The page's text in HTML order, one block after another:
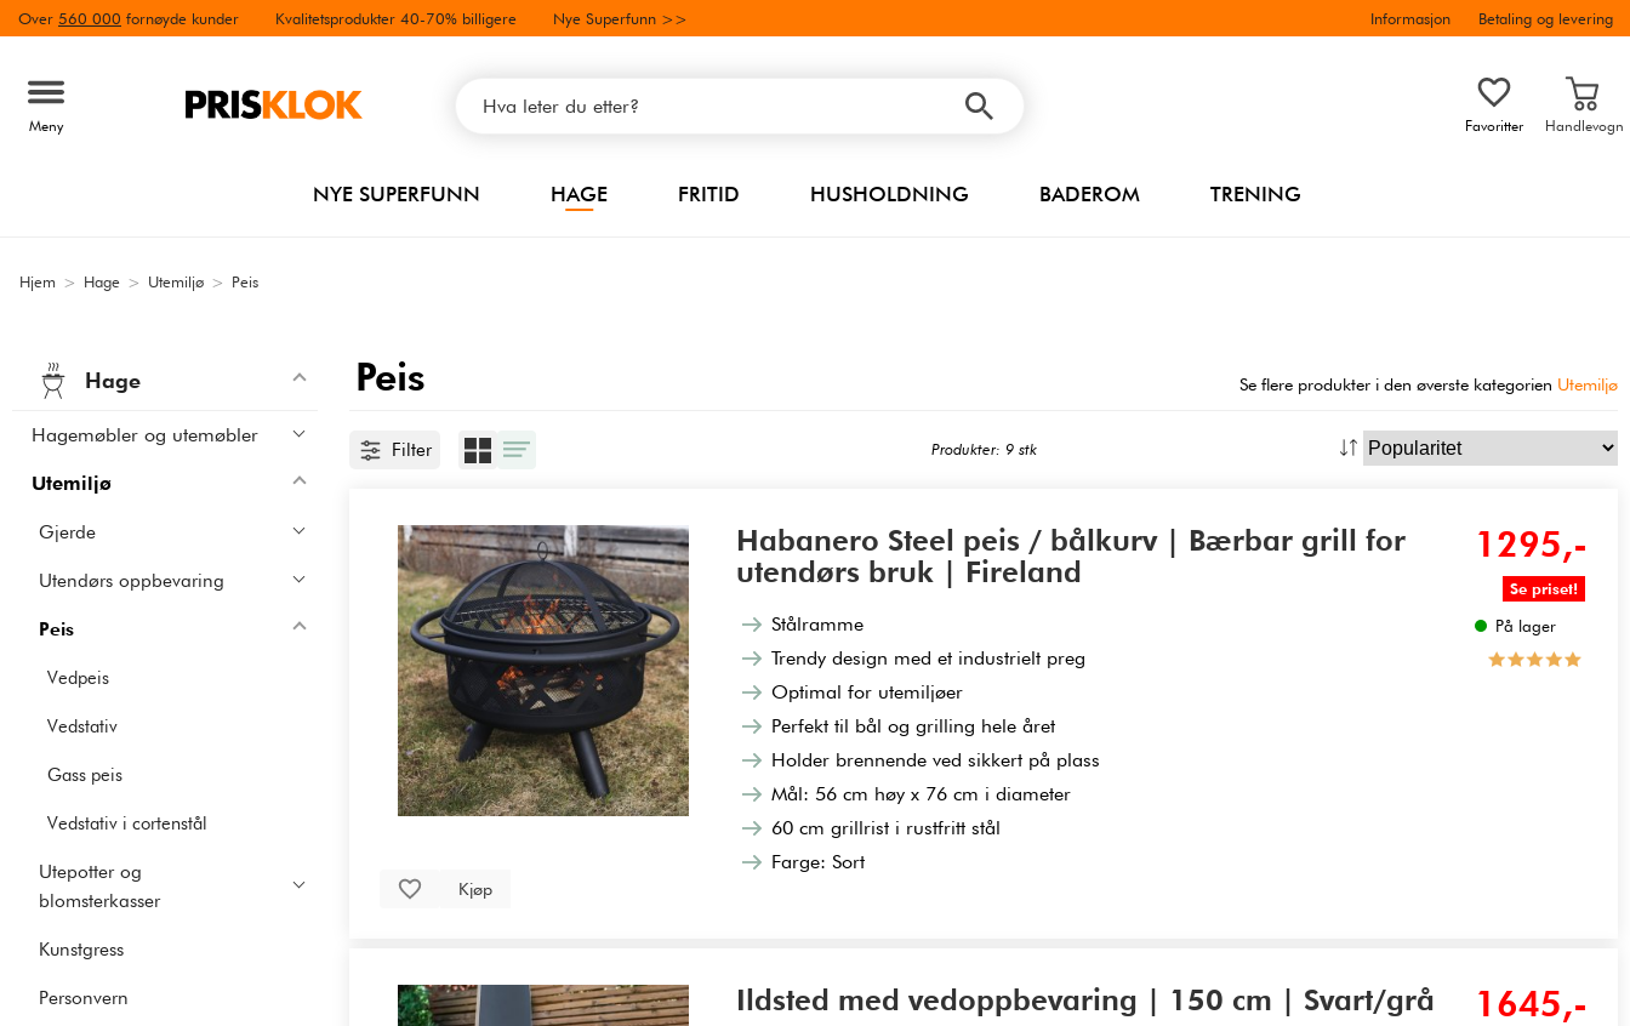
Over 560 000 fornøyde kunder Kvalitetsprodukter 40-70% billigere Nye Superfunn >> Informasjon Betaling og levering
Meny Favoritter Handlevogn
NYE SUPERFUNN HAGE FRITID HUSHOLDNING BADEROM TRENING
Hjem > Hage > Utemiljø > Peis
Peis Se flere produkter i den øverste kategorien Utemiljø
Hage
Hagemøbler og utemøbler
Utemiljø
Gjerde
Utendørs oppbevaring
Peis
Vedpeis
Vedstativ
Gass peis
Vedstativ i cortenstål
Utepotter og
blomsterkasser
Kunstgress
Personvern
Filter Produkter: 9 stk
Habanero Steel peis / bålkurv | Bærbar grill for
utendørs bruk | Fireland
Stålramme
Trendy design med et industrielt preg
Optimal for utemiljøer
Perfekt til bål og grilling hele året
Holder brennende ved sikkert på plass
Mål: 56 cm høy x 76 cm i diameter
60 cm grillrist i rustfritt stål
Farge: Sort
1295,-
Se priset!
På lager
Kjøp
Ildsted med vedoppbevaring | 150 cm | Svart/grå 1645,-